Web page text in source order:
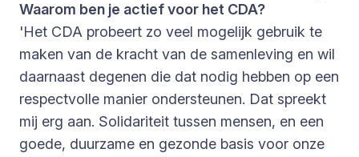
Waarom ben je actief voor het CDA?
'Het CDA probeert zo veel mogelijk gebruik te
maken van de kracht van de samenleving en wil
daarnaast degenen die dat nodig hebben op een
respectvolle manier ondersteunen. Dat spreekt
mij erg aan. Solidariteit tussen mensen, en een
goede, duurzame en gezonde basis voor onze